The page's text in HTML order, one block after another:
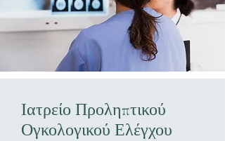
Ιατρείο Προληπτικού
Ογκολογικού Ελέγχου